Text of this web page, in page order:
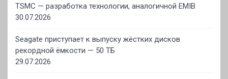
TSMC — разработка технологии, аналогичной EMIB
30.07.2026
Seagate приступает к выпуску жёстких дисков
рекордной ёмкости — 50 ТБ
29.07.2026